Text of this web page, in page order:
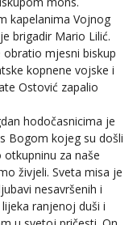
kapelanima Vojnog
brigadir Mario Lilić.
mjesni biskup
kopnene vojske i
Ostović zapalio
hodočasnicima je
Bogom kojeg su došli
otkupninu za naše
živjeli. Sveta misa je
nesavršenih i
ranjenoj duši i